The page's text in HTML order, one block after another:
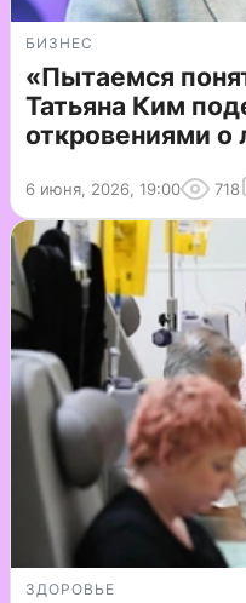
БИЗНЕС
«Пытаемся
Татьяна Ким
откровениями о
6 июня, 2026, 19:00 718
ЗДОРОВЬЕ